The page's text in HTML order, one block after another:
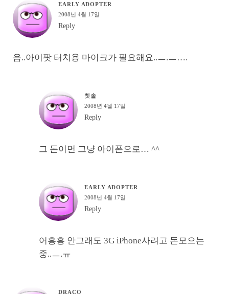
EARLY ADOPTER
2008년 4월 17일
Reply
음..아이팟 터치용 마이크가 필요해요..ㅡ.ㅡ….
칫솔
2008년 4월 17일
Reply
그 돈이면 그냥 아이폰으로… ^^
EARLY ADOPTER
2008년 4월 17일
Reply
어흥흥 안그래도 3G iPhone사려고 돈모으는
중..ㅡ.ㅠ
DRACO